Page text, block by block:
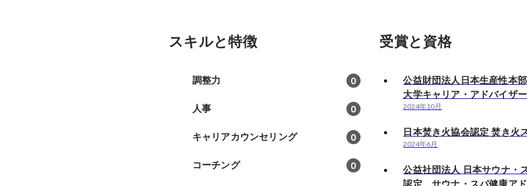
スキルと特徴
調整力 0
人事 0
キャリアカウンセリング 0
コーチング 0
受賞と資格
公益財団法人日本生産性
大学キャリア・アドバイザー
2024年10月
日本焚き火協会認定 焚き火
2024年6月
公益社団法人 日本サウナ・